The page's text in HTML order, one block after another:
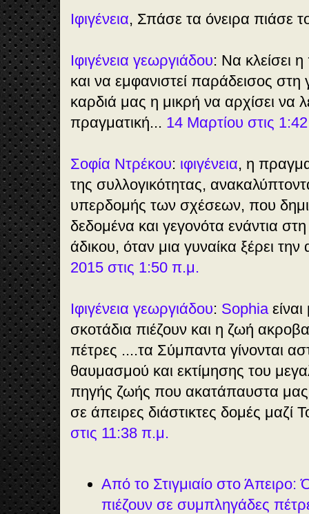
Ιφιγένεια, Σπάσε τα όνειρα πιάσε
Ιφιγένεια γεωργιάδου: Να κλείσει
και να εμφανιστεί παράδεισος
καρδιά μας η μικρή να αρχίσει να
πραγματική... 14 Μαρτίου στις
Σοφία Ντρέκου: ιφιγένεια, η
της συλλογικότητας,
υπερδομής των σχέσεων, που
δεδομένα και γεγονότα ενάντια
άδικου, όταν μια γυναίκα ξέρει
2015 στις 1:50 π.μ.
Ιφιγένεια γεωργιάδου: Sophia
σκοτάδια πιέζουν και η ζωή
πέτρες ....τα Σύμπαντα γίνονται
θαυμασμού και εκτίμησης του
πηγής ζωής που ακατάπαυστα μας
σε άπειρες διάστικτες δομές μαζί
στις 11:38 π.μ.
Από το Στιγμιαίο στο Άπειρο:
πιέζουν σε συμπληγάδες